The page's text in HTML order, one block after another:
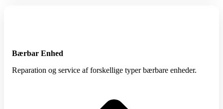
Bærbar Enhed
Reparation og service af forskellige typer bærbare enheder.